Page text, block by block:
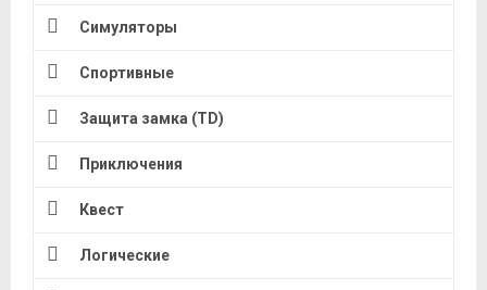
Симуляторы
Спортивные
Защита замка (TD)
Приключения
Квест
Логические